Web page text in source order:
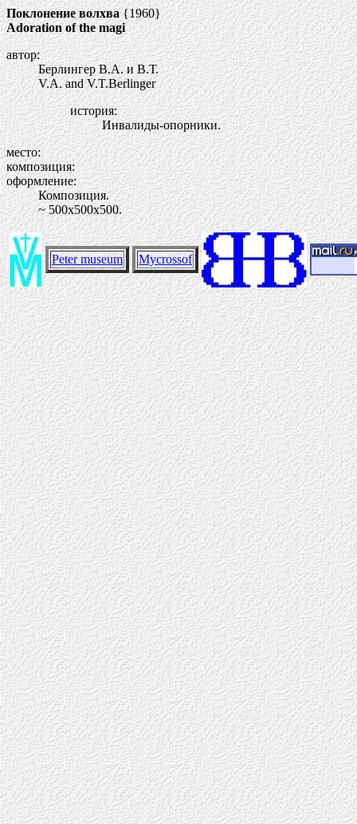
Поклонение волхва{1960}
Adoration of the magi
автор:
Берлингер В.А. и В.Т.
V.A. and V.T.Berlinger
история:
Инвалиды-опорники.
место:
композиция:
оформление:
Композиция.
~ 500х500х500.
Peter museum Mycrossof